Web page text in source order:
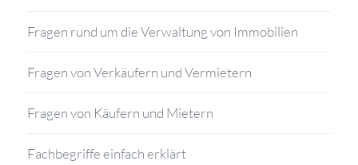
Fragen rund um die Verwaltung von Immobilien
Fragen von Verkäufern und Vermietern
Fragen von Käufern und Mietern
Fachbegriffe einfach erklärt